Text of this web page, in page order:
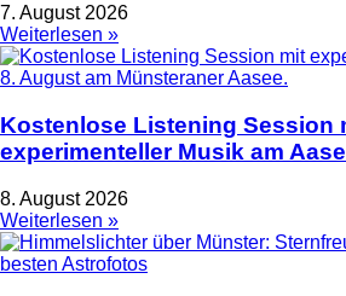
7. August 2026
Weiterlesen »
Kostenlose Listening Session
experimenteller Musik am
8. August 2026
Weiterlesen »